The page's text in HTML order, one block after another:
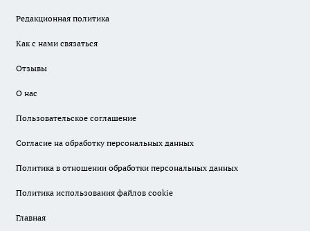
Редакционная политика
Как с нами связаться
Отзывы
О нас
Пользовательское соглашение
Согласие на обработку персональных данных
Политика в отношении обработки персональных данных
Политика использования файлов cookie
Главная